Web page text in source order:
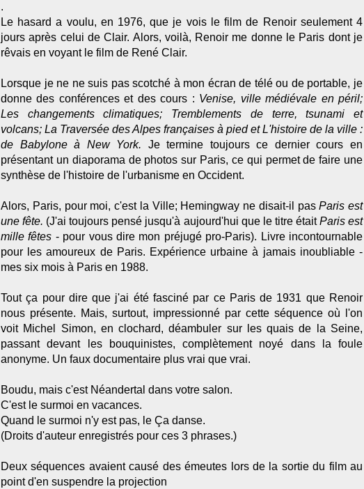
.
Le hasard a voulu, en 1976, que je vois le film de Renoir seulement 4
jours après celui de Clair. Alors, voilà, Renoir me donne le Paris dont je
rêvais en voyant le film de René Clair.
Lorsque je ne ne suis pas scotché à mon écran de télé ou de portable, je
donne des conférences et des cours : Venise, ville médiévale en péril;
Les changements climatiques; Tremblements de terre, tsunami et
volcans; La Traversée des Alpes françaises à pied et L'histoire de la ville :
de Babylone à New York. Je termine toujours ce dernier cours en
présentant un diaporama de photos sur Paris, ce qui permet de faire une
synthèse de l'histoire de l'urbanisme en Occident.
Alors, Paris, pour moi, c'est la Ville; Hemingway ne disait-il pasParis est
une fête. (J'ai toujours pensé jusqu'à aujourd'hui que le titre étaitParis est
mille fêtes - pour vous dire mon préjugé pro-Paris). Livre incontournable
pour les amoureux de Paris. Expérience urbaine à jamais inoubliable -
mes six mois à Paris en 1988.
Tout ça pour dire que j'ai été fasciné par ce Paris de 1931 que Renoir
nous présente. Mais, surtout, impressionné par cette séquence où l'on
voit Michel Simon, en clochard, déambuler sur les quais de la Seine,
passant devant les bouquinistes, complètement noyé dans la foule
anonyme. Un faux documentaire plus vrai que vrai.
Boudu, mais c'est Néandertal dans votre salon.
C'est le surmoi en vacances.
Quand le surmoi n'y est pas, le Ça danse.
(Droits d'auteur enregistrés pour ces 3 phrases.)
Deux séquences avaient causé des émeutes lors de la sortie du film au
point d'en suspendre la projection